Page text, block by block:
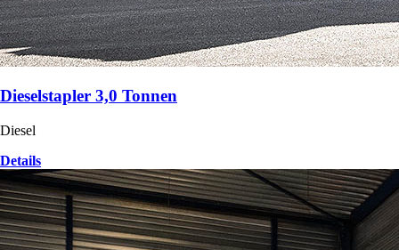
Dieselstapler 3,0 Tonnen
Diesel
Details